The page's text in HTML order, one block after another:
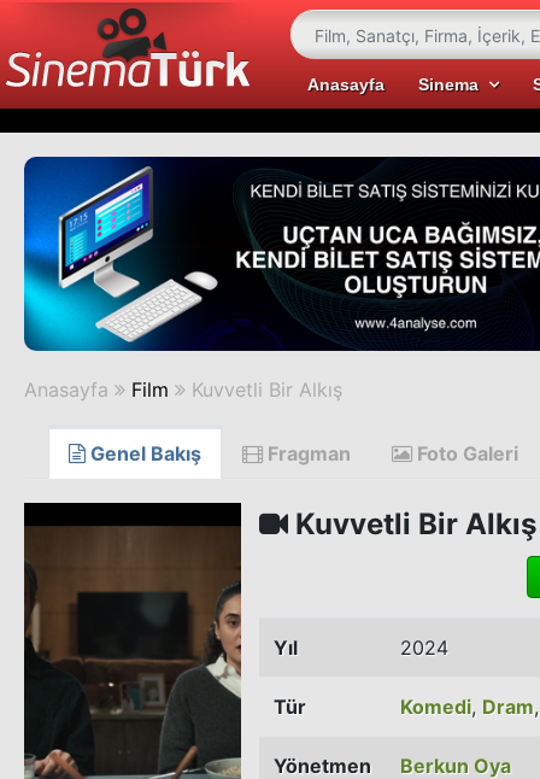
Anasayfa Sinema
Anasayfa Film Kuvvetli Bir Alkış
Genel Bakış Fragman Foto Galeri
Kuvvetli Bir Alkış
Yıl 2024
Tür Komedi, Dram
Yönetmen Berkun Oya